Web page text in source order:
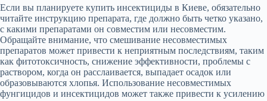
Если вы планируете купить инсектициды в Киеве, обязательно
читайте инструкцию препарата, где должно быть четко указано,
с какими препаратами он совместим или несовместим.
Обращайте внимание, что смешивание несовместимых
препаратов может привести к неприятным последствиям, таким
как фитотоксичность, снижение эффективности, проблемы с
раствором, когда он расслаивается, выпадает осадок или
образовываются хлопья. Использование несовместимых
фунгицидов и инсектицидов может также привести к усилению